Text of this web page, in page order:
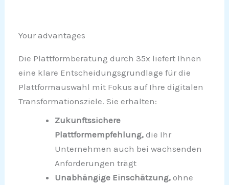
Your advantages
Die Plattformberatung durch 35x liefert Ihnen
eine klare Entscheidungsgrundlage für die
Plattformauswahl mit Fokus auf Ihre digitalen
Transformationsziele. Sie erhalten:
Zukunftssichere
Plattformempfehlung,die Ihr
Unternehmen auch bei wachsenden
Anforderungen trägt
Unabhängige Einschätzung,ohne